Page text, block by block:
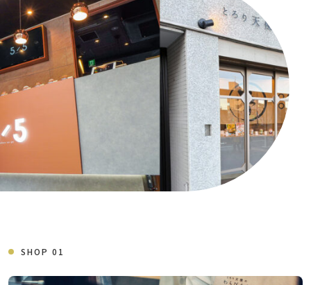
SHOP 01